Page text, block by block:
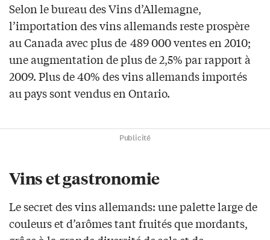
Selon le bureau des Vins d’Allemagne,
l’importation des vins allemands reste prospère
au Canada avec plus de 489 000 ventes en 2010;
une augmentation de plus de 2,5% par rapport à
2009. Plus de 40% des vins allemands importés
au pays sont vendus en Ontario.
Publicité
Vins et gastronomie
Le secret des vins allemands: une palette large de
couleurs et d’arômes tant fruités que mordants,